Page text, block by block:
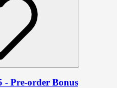
- Pre-order Bonus